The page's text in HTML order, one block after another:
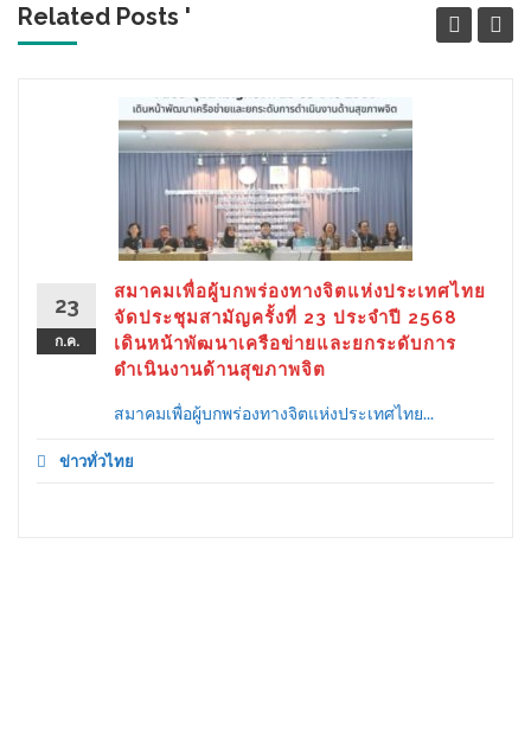
Related Posts '
23
ก.ค.
สมาคมเพื่อผู้บกพร่องทางจิตแห่งประเทศไทย
จัดประชุมสามัญครั้งที่ 23 ประจำปี 2568
เดินหน้าพัฒนาเครือข่ายและยกระดับการ
ดำเนินงานด้านสุขภาพจิต
สมาคมเพื่อผู้บกพร่องทางจิตแห่งประเทศไทย...
ข่าวทั่วไทย